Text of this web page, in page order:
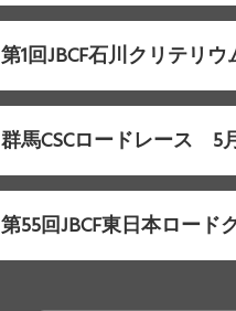
第1回JBCF石川クリテリウ
群馬CSCロードレース 5
第55回JBCF東日本ロー